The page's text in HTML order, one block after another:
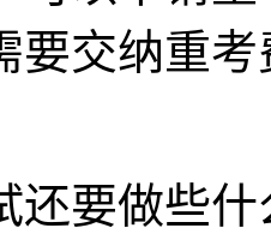
要交纳重
还要做些什